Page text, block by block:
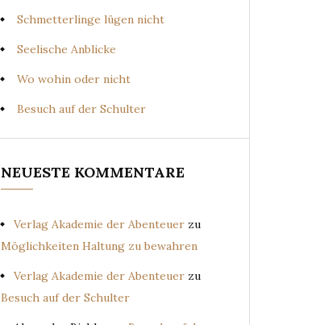
Schmetterlinge lügen nicht
Seelische Anblicke
Wo wohin oder nicht
Besuch auf der Schulter
NEUESTE KOMMENTARE
Verlag Akademie der Abenteuer zu
Möglichkeiten Haltung zu bewahren
Verlag Akademie der Abenteuer zu
Besuch auf der Schulter